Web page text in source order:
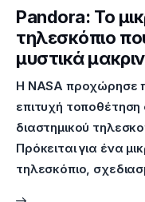
Pandora: Το
τηλεσκόπιο
μυστικά
Η NASA προχώρησε
επιτυχή
διαστημικού
Πρόκειται για ένα
τηλεσκόπιο,